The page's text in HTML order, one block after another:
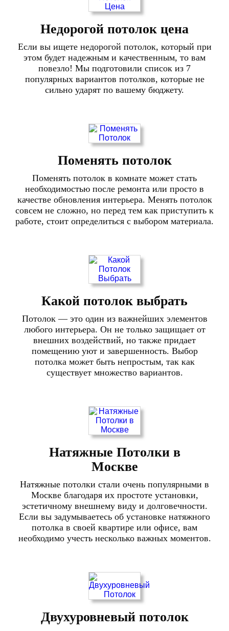
Недорогой потолок цена
Если вы ищете недорогой потолок, который при
этом будет надежным и качественным, то вам
повезло! Мы подготовили список из 7
популярных вариантов потолков, которые не
сильно ударят по вашему бюджету.
Поменять потолок
Поменять потолок в комнате может стать
необходимостью после ремонта или просто в
качестве обновления интерьера. Менять потолок
совсем не сложно, но перед тем как приступить к
работе, стоит определиться с выбором материала.
Какой потолок выбрать
Потолок — это один из важнейших элементов
любого интерьера. Он не только защищает от
внешних воздействий, но также придает
помещению уют и завершенность. Выбор
потолка может быть непростым, так как
существует множество вариантов.
Натяжные Потолки в
Москве
Натяжные потолки стали очень популярными в
Москве благодаря их простоте установки,
эстетичному внешнему виду и долговечности.
Если вы задумываетесь об установке натяжного
потолка в своей квартире или офисе, вам
необходимо учесть несколько важных моментов.
Двухуровневый потолок